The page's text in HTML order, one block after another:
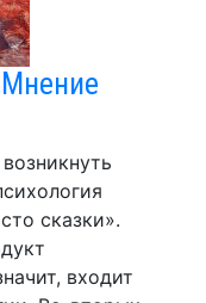
сказки».
входит